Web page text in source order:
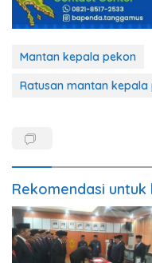
Mantan kepala pekon
Ratusan mantan
Rekomendasi untuk